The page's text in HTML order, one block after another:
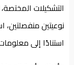
التشكيلات
نوعيتين
استنادًا إلى